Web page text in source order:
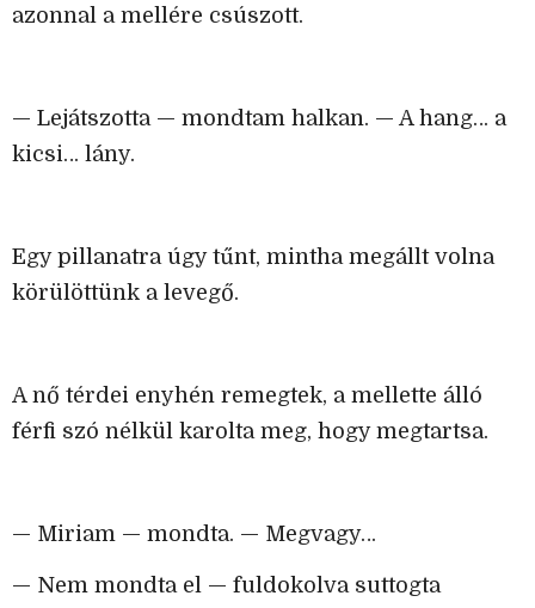
azonnal a mellére csúszott.
— Lejátszotta — mondtam halkan. — A hang… a
kicsi… lány.
Egy pillanatra úgy tűnt, mintha megállt volna
körülöttünk a levegő.
A nő térdei enyhén remegtek, a mellette álló
férfi szó nélkül karolta meg, hogy megtartsa.
— Miriam — mondta. — Megvagy…
— Nem mondta el — fuldokolva suttogta